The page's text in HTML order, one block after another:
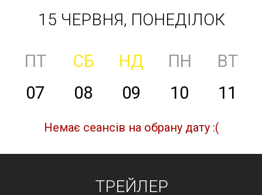
15 ЧЕРВНЯ, ПОНЕДІЛОК
ПТ СБ НД ПН ВТ
07 08 09 10 11
Немає сеансів на обрану дату :(
ТРЕЙЛЕР